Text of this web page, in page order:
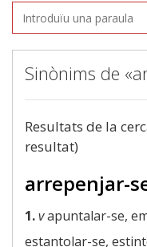
Sinònims de
Resultats de la
resultat)
arrepenjar-
1.vapuntalar-se,
estantolar-se,